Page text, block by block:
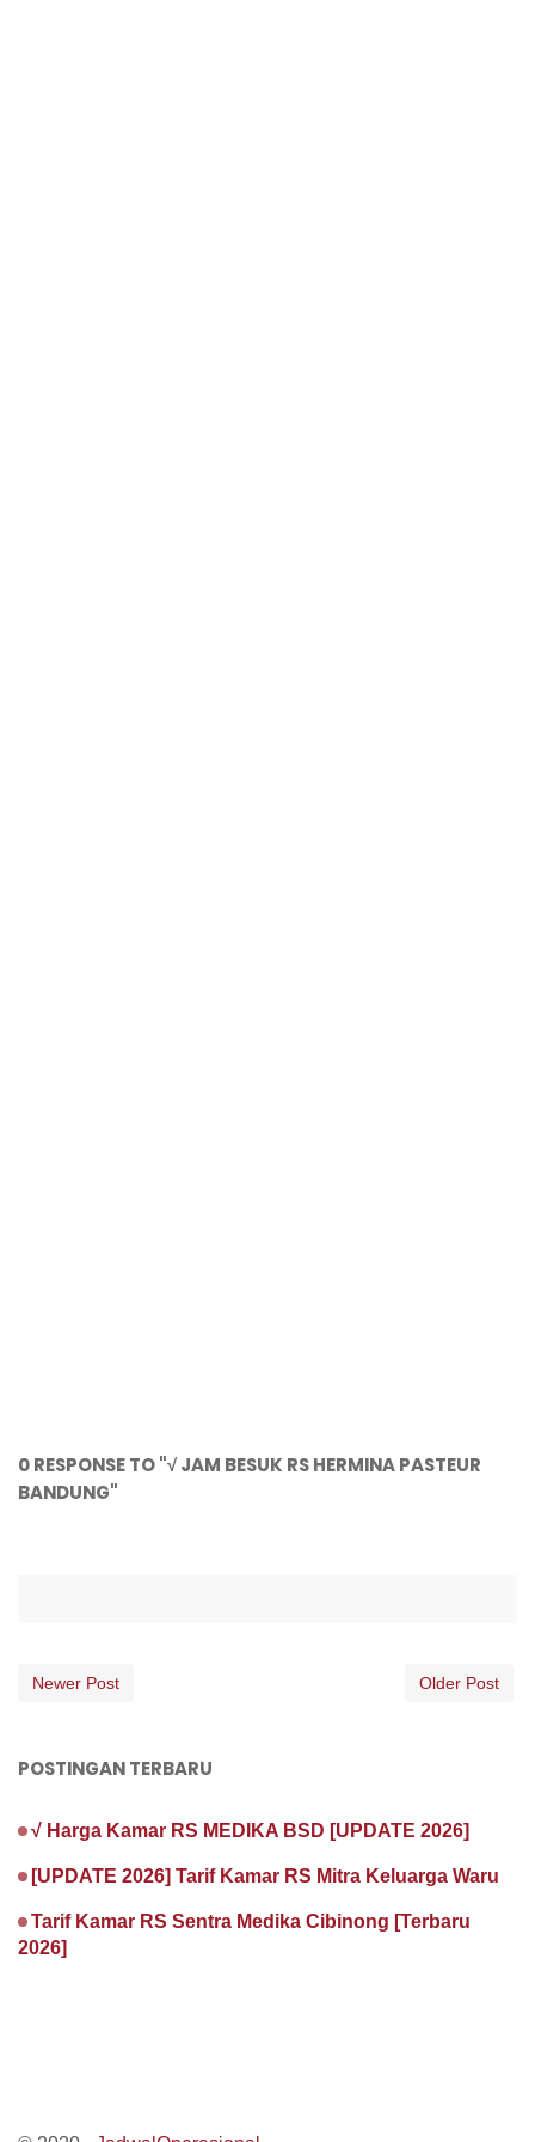
0 RESPONSE TO "√ JAM BESUK RS HERMINA PASTEUR
BANDUNG"
Newer Post Older Post
POSTINGAN TERBARU
√ Harga Kamar RS MEDIKA BSD [UPDATE 2026]
[UPDATE 2026] Tarif Kamar RS Mitra Keluarga Waru
Tarif Kamar RS Sentra Medika Cibinong [Terbaru
2026]